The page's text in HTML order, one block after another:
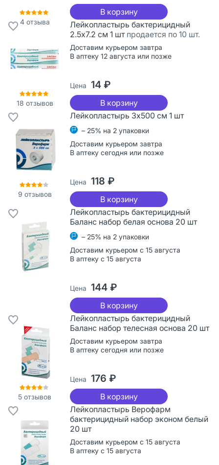
4отзыва
В корзину
18 отзывов
Лейкопластырь бактерицидный
2.5х7.2 см 1 шт продается по 10 шт.
Доставим курьером завтра
В аптеку 12 августа или позже
Цена 14 ₽
В корзину
9 отзывов
Лейкопластырь 3х500 см 1 шт
– 25% на 2 упаковки
Доставим курьером завтра
В аптеку сегодня или позже
Цена 118 ₽
В корзину
Лейкопластырь бактерицидный
Баланс набор белая основа 20 шт
– 25% на 2 упаковки
Доставим курьером с 15 августа
В аптеку с 15 августа
Цена 144 ₽
В корзину
5 отзывов
Лейкопластырь бактерицидный
Баланс набор телесная основа 20 шт
Доставим курьером завтра
В аптеку сегодня или позже
Цена 176 ₽
В корзину
Лейкопластырь Верофарм
бактерицидный набор эконом белый
20 шт
Доставим курьером с 15 августа
В аптеку с 15 августа